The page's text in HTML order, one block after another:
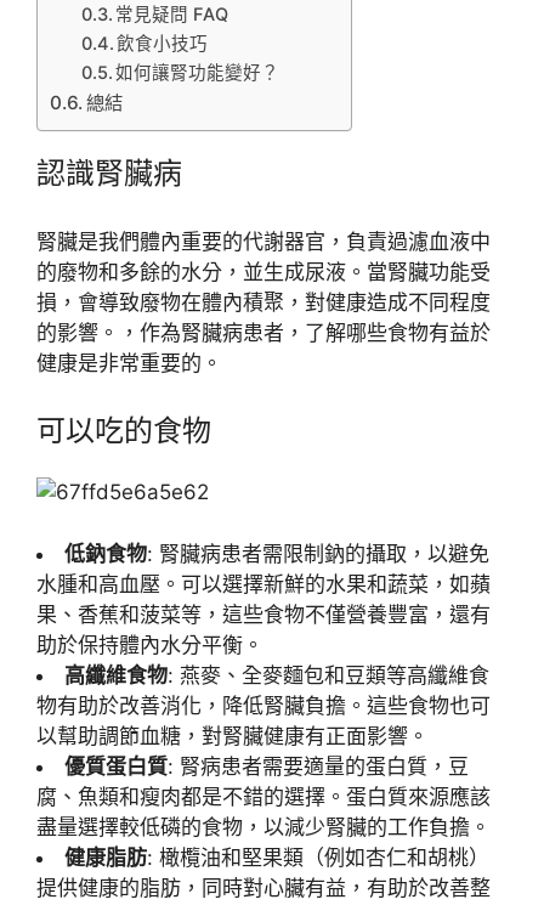
常見疑問 FAQ
飲食小技巧
如何讓腎功能變好？
總結
認識腎臟病
腎臟是我們體內重要的代謝器官，負責過濾血液中
的廢物和多餘的水分，並生成尿液。當腎臟功能受
損，會導致廢物在體內積聚，對健康造成不同程度
的影響。，作為腎臟病患者，了解哪些食物有益於
健康是非常重要的。
可以吃的食物
低鈉食物: 腎臟病患者需限制鈉的攝取，以避免
水腫和高血壓。可以選擇新鮮的水果和蔬菜，如蘋
果、香蕉和菠菜等，這些食物不僅營養豐富，還有
助於保持體內水分平衡。
高纖維食物: 燕麥、全麥麵包和豆類等高纖維食
物有助於改善消化，降低腎臟負擔。這些食物也可
以幫助調節血糖，對腎臟健康有正面影響。
優質蛋白質: 腎病患者需要適量的蛋白質，豆
腐、魚類和瘦肉都是不錯的選擇。蛋白質來源應該
盡量選擇較低磷的食物，以減少腎臟的工作負擔。
健康脂肪: 橄欖油和堅果類（例如杏仁和胡桃）
提供健康的脂肪，同時對心臟有益，有助於改善整